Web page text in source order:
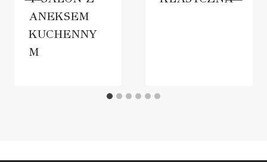
ANEKSEM
KUCHENNY
M